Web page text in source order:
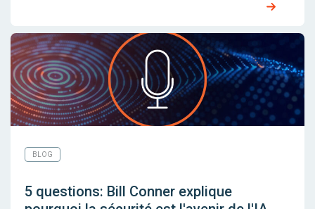
BLOG
5 questions: Bill Conner explique